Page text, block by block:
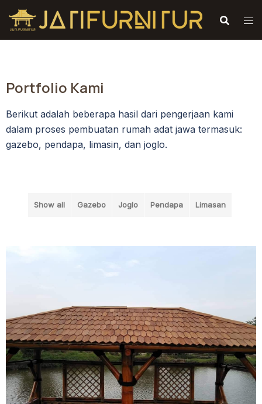
Portfolio Kami
Berikut adalah beberapa hasil dari pengerjaan kami
dalam proses pembuatan rumah adat jawa termasuk:
gazebo, pendapa, limasin, dan joglo.
Show all Gazebo Joglo Pendapa Limasan